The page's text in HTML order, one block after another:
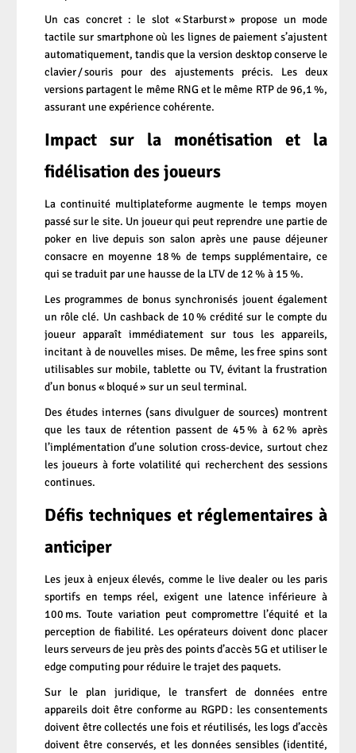
Un cas concret : le slot « Starburst » propose un mode
tactile sur smartphone où les lignes de paiement s’ajustent
automatiquement, tandis que la version desktop conserve le
clavier / souris pour des ajustements précis. Les deux
versions partagent le même RNG et le même RTP de 96,1 %,
assurant une expérience cohérente.
Impact sur la monétisation et la
fidélisation des joueurs
La continuité multiplateforme augmente le temps moyen
passé sur le site. Un joueur qui peut reprendre une partie de
poker en live depuis son salon après une pause déjeuner
consacre en moyenne 18 % de temps supplémentaire, ce
qui se traduit par une hausse de la LTV de 12 % à 15 %.
Les programmes de bonus synchronisés jouent également
un rôle clé. Un cashback de 10 % crédité sur le compte du
joueur apparaît immédiatement sur tous les appareils,
incitant à de nouvelles mises. De même, les free spins sont
utilisables sur mobile, tablette ou TV, évitant la frustration
d’un bonus « bloqué » sur un seul terminal.
Des études internes (sans divulguer de sources) montrent
que les taux de rétention passent de 45 % à 62 % après
l’implémentation d’une solution cross‑device, surtout chez
les joueurs à forte volatilité qui recherchent des sessions
continues.
Défis techniques et réglementaires à
anticiper
Les jeux à enjeux élevés, comme le live dealer ou les paris
sportifs en temps réel, exigent une latence inférieure à
100 ms. Toute variation peut compromettre l’équité et la
perception de fiabilité. Les opérateurs doivent donc placer
leurs serveurs de jeu près des points d’accès 5G et utiliser le
edge computing pour réduire le trajet des paquets.
Sur le plan juridique, le transfert de données entre
appareils doit être conforme au RGPD : les consentements
doivent être collectés une fois et réutilisés, les logs d’accès
doivent être conservés, et les données sensibles (identité,